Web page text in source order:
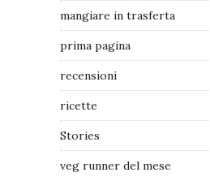
mangiare in trasferta
prima pagina
recensioni
ricette
Stories
veg runner del mese